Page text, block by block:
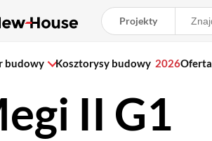
Projekty
budowy Kosztorysy budowy 2026Oferta
II G1